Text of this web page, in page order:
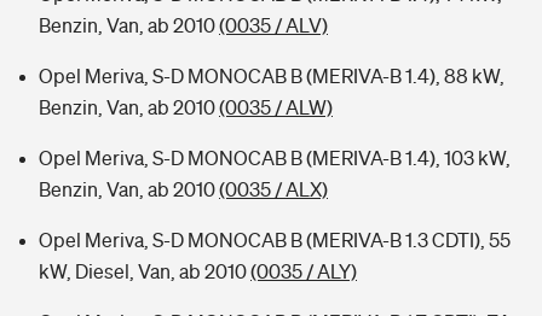
Benzin, Van, ab 2010(0035 / ALV)
Opel Meriva, S-D MONOCAB B (MERIVA-B 1.4), 88 kW,
Benzin, Van, ab 2010(0035 / ALW)
Opel Meriva, S-D MONOCAB B (MERIVA-B 1.4), 103 kW,
Benzin, Van, ab 2010(0035 / ALX)
Opel Meriva, S-D MONOCAB B (MERIVA-B 1.3 CDTI), 55
kW, Diesel, Van, ab 2010(0035 / ALY)